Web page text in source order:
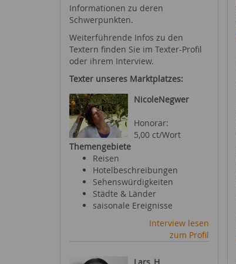
Informationen zu deren
Schwerpunkten.
Weiterführende Infos zu den
Textern finden Sie im Texter-Profil
oder ihrem Interview.
Texter unseres Marktplatzes:
NicoleNegwer
Honorar:
5,00 ct/Wort
Themengebiete
Reisen
Hotelbeschreibungen
Sehenswürdigkeiten
Städte & Länder
saisonale Ereignisse
Interview lesen
zum Profil